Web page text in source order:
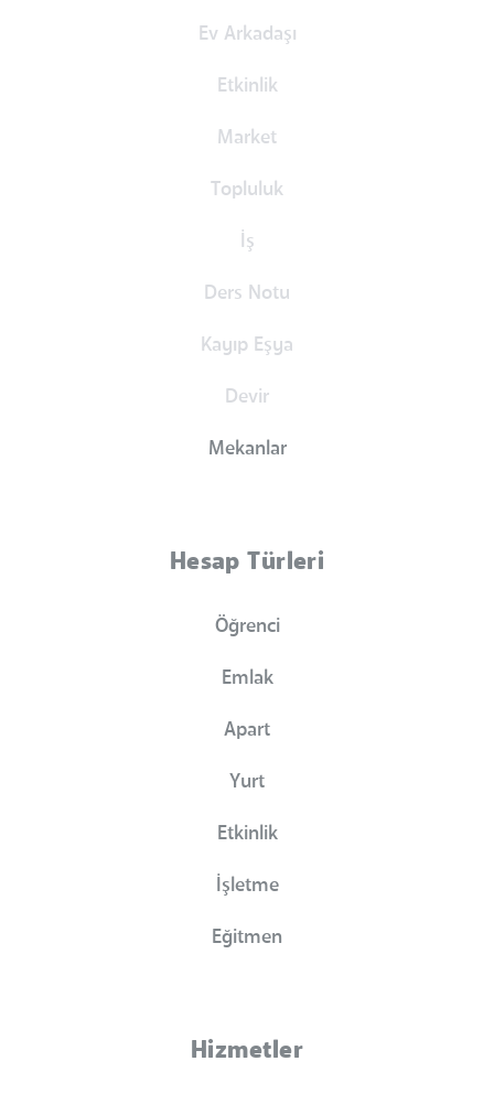
Ev Arkadaşı
Etkinlik
Market
Topluluk
İş
Ders Notu
Kayıp Eşya
Devir
Mekanlar
Hesap Türleri
Öğrenci
Emlak
Apart
Yurt
Etkinlik
İşletme
Eğitmen
Hizmetler